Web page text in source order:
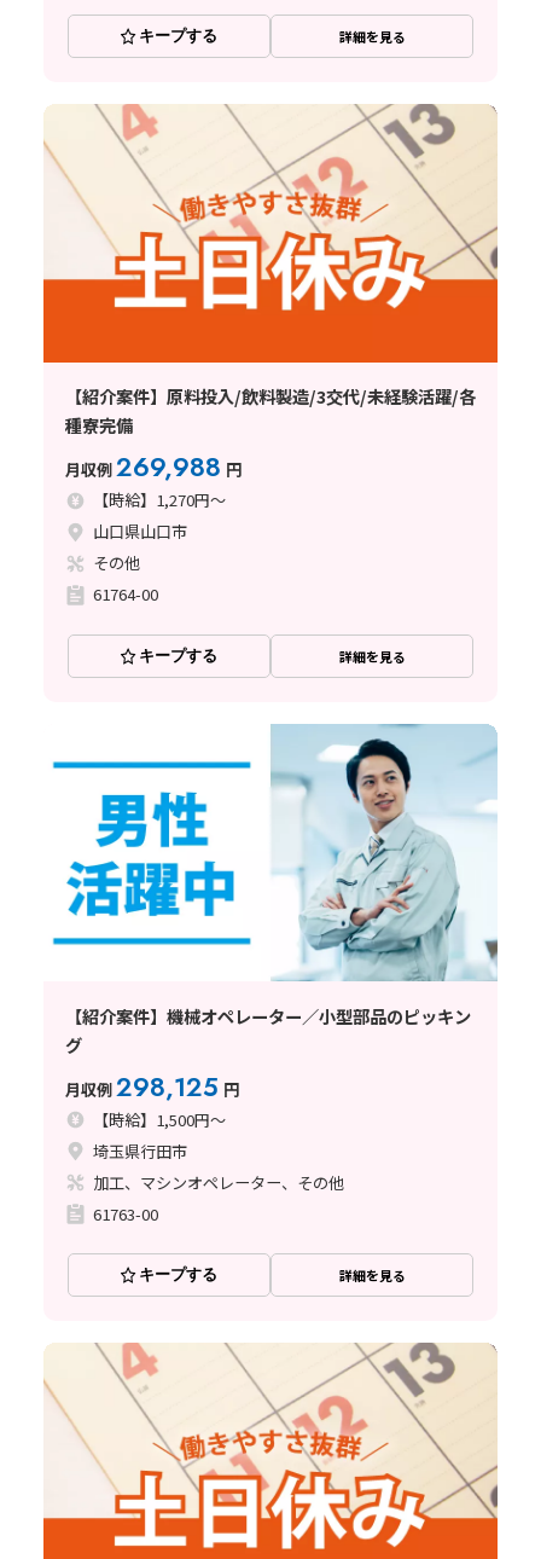
キープする 詳細を見る
【紹介案件】原料投入/飲料製造/3交代/未経験活躍/各
種寮完備
月収例269,988 円
【時給】1,270円～
山口県山口市
その他
61764-00
キープする 詳細を見る
【紹介案件】機械オペレーター／小型部品のピッキン
グ
月収例298,125 円
【時給】1,500円～
埼玉県行田市
加工、マシンオペレーター、その他
61763-00
キープする 詳細を見る